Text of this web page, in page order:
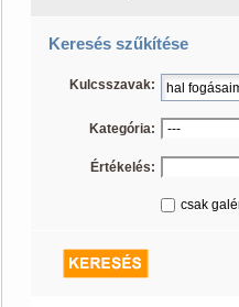
Keresés szűkítése
Kulcsszavak:
Kategória:
Értékelés:
csak